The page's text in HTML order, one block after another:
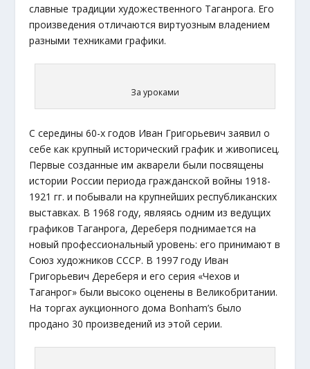
славные традиции художественного Таганрога. Его
произведения отличаются виртуозным владением
разными техниками графики.
За уроками
С середины 60-х годов Иван Григорьевич заявил о
себе как крупный исторический график и живописец.
Первые созданные им акварели были посвящены
истории России периода гражданской войны 1918-
1921 гг. и побывали на крупнейших республиканских
выставках. В 1968 году, являясь одним из ведущих
графиков Таганрога, Дереберя поднимается на
новый профессиональный уровень: его принимают в
Союз художников СССР. В 1997 году Иван
Григорьевич Дереберя и его серия «Чехов и
Таганрог» были высоко оценены в Великобритании.
На торгах аукционного дома Bonham’s было
продано 30 произведений из этой серии.